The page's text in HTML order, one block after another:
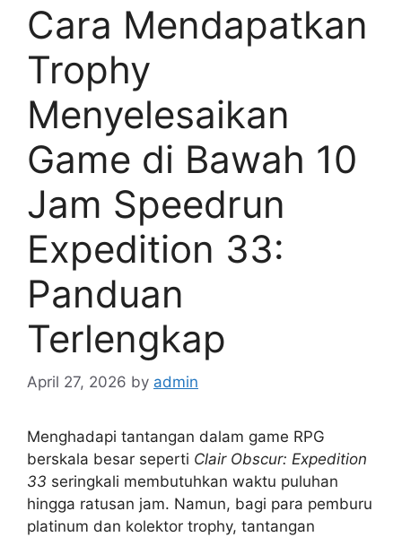
Cara Mendapatkan
Trophy
Menyelesaikan
Game di Bawah 10
Jam Speedrun
Expedition 33:
Panduan
Terlengkap
April 27, 2026 by admin
Menghadapi tantangan dalam game RPG
berskala besar seperti Clair Obscur: Expedition
33 seringkali membutuhkan waktu puluhan
hingga ratusan jam. Namun, bagi para pemburu
platinum dan kolektor trophy, tantangan